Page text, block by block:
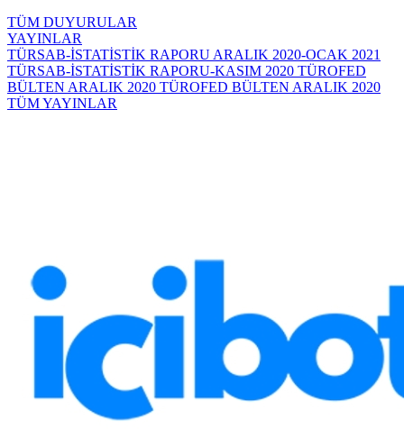
TÜM DUYURULAR
YAYINLAR
TÜRSAB-İSTATİSTİK RAPORU ARALIK 2020-OCAK 2021
TÜRSAB-İSTATİSTİK RAPORU-KASIM 2020 TÜROFED
BÜLTEN ARALIK 2020 TÜROFED BÜLTEN ARALIK 2020
TÜM YAYINLAR